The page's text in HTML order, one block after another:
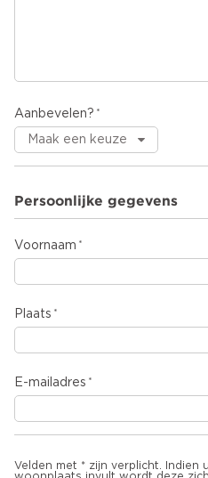
Aanbevelen?
Persoonlijke gegevens
Voornaam
Plaats
E-mailadres
Velden met * zijn verplicht. Indien